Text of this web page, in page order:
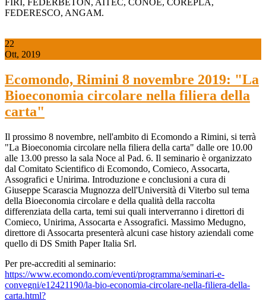
FEDERESCO, ANGAM.
22
Ott, 2019
Ecomondo, Rimini 8 novembre 2019: "La
Bioeconomia circolare nella filiera della
carta"
Il prossimo 8 novembre, nell'ambito di Ecomondo a Rimini, si terrà
"La Bioeconomia circolare nella filiera della carta" dalle ore 10.00
alle 13.00 presso la sala Noce al Pad. 6. Il seminario è organizzato
dal Comitato Scientifico di Ecomondo, Comieco, Assocarta,
Assografici e Unirima. Introduzione e conclusioni a cura di
Giuseppe Scarascia Mugnozza dell'Università di Viterbo sul tema
della Bioeconomia circolare e della qualità della raccolta
differenziata della carta, temi sui quali interverranno i direttori di
Comieco, Unirima, Assocarta e Assografici. Massimo Medugno,
direttore di Assocarta presenterà alcuni case history aziendali come
quello di DS Smith Paper Italia Srl.
Per pre-accrediti al seminario:
https://www.ecomondo.com/eventi/programma/seminari-e-
convegni/e12421190/la-bio-economia-circolare-nella-filiera-della-
carta.html?